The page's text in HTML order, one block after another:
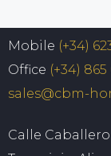
Mobile (+34)
Office (+34) 865
sales@cbm-
Calle Caballero